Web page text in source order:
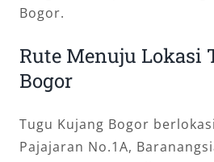
Bogor.
Rute Menuju Lokasi
Bogor
Tugu Kujang Bogor
Pajajaran No.1A,